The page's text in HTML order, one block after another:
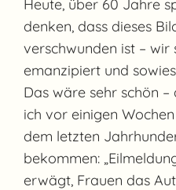
Heute, über 60 Jahre
denken, dass dieses
verschwunden ist – wir
emanzipiert und
Das wäre sehr schön
ich vor einigen
dem letzten
bekommen:
erwägt, Frauen das